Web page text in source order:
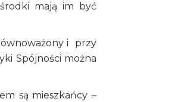
mają im być
i przy
Spójności można
są mieszkańcy –